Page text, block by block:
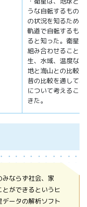
うな自転するもの
の状況を知るため
軌道で自転するも
ると知った。衛星
組み合わせること
生、水域、温度な
地と海山との比較
昔の比較を通して
について考えるこ
きた。
ならず社会、家
ができるというヒ
ータの解析ソフト